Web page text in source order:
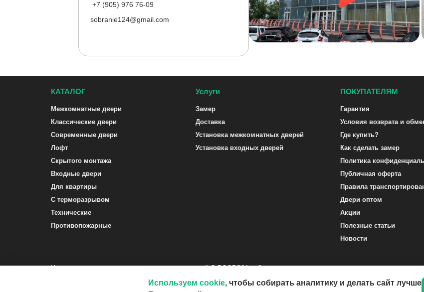
+7 (905) 976 76-09
sobranie124@gmail.com
КАТАЛОГ
Межкомнатные двери
Классические двери
Современные двери
Лофт
Скрытого монтажа
Входные двери
Для квартиры
С терморазрывом
Технические
Противопожарные
Услуги
Замер
Доставка
Установка межкомнатных дверей
Установка входных дверей
ПОКУПАТЕЛЯМ
Гарантия
Условия возврата и
Где купить?
Как сделать замер
Политика
Публичная оферта
Правила
Двери оптом
Акции
Полезные статьи
Новости
Интернет-магазин межкомнатных и входных дверей G-DOORS24.ru ©
Используем cookie, чтобы собирать аналитику и делать сайт лучше